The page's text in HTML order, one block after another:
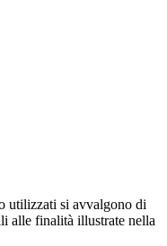
utilizzati si avvalgono di
alle finalità illustrate nella